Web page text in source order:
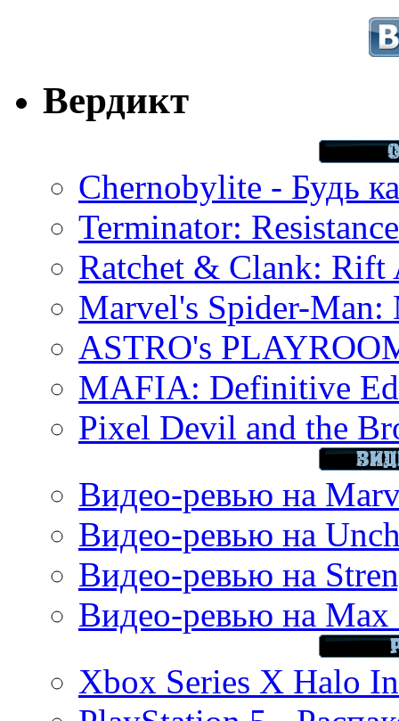
Вердикт
Chernobylite - Будь
Terminator:
Ratchet & Clank: Rift
Marvel's Spider-Man:
ASTRO's
MAFIA: Definitive
Pixel Devil and the
Видео-ревью на
Видео-ревью на
Видео-ревью на
Видео-ревью на Max
Xbox Series X Halo